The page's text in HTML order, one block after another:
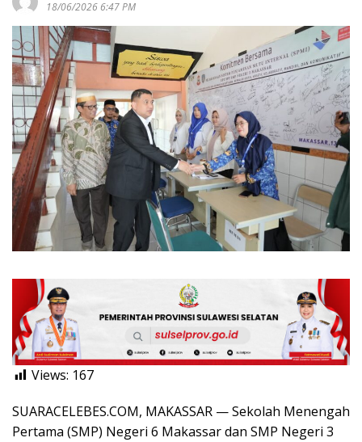
18/06/2026 6:47 PM
Views: 167
SUARACELEBES.COM, MAKASSAR — Sekolah Menengah
Pertama (SMP) Negeri 6 Makassar dan SMP Negeri 3